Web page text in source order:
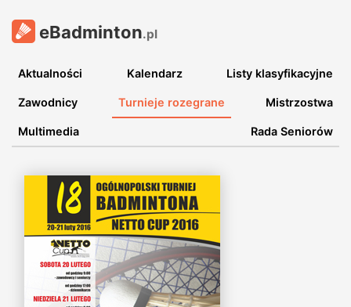
eBadminton.pl
Aktualności Kalendarz Listy klasyfikacyjne
Zawodnicy Turnieje rozegrane Mistrzostwa
Multimedia Rada Seniorów